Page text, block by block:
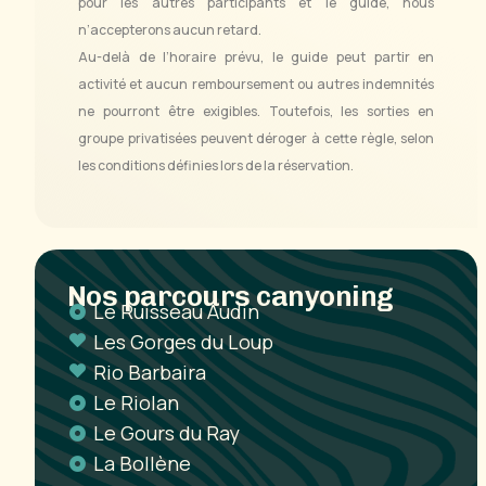
n’accepterons aucun retard.
Au-delà de l’horaire prévu, le guide peut partir en
activité et aucun remboursement ou autres indemnités
ne pourront être exigibles. Toutefois, les sorties en
groupe privatisées peuvent déroger à cette règle, selon
les conditions définies lors de la réservation.
Nos parcours canyoning
Le Ruisseau Audin
Les Gorges du Loup
Rio Barbaira
Le Riolan
Le Gours du Ray
La Bollène